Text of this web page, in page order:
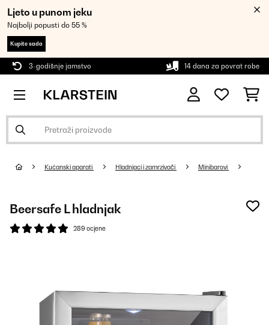
Ljeto u punom jeku
Najbolji popusti do 55 %
Kupite sada
3-godišnje jamstvo 14 dana za povrat robe
Kućanski aparati Hladnjaci i zamrzivači Minibarovi
Beersafe L hladnjak
289 ocjene